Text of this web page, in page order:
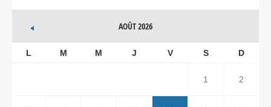
AOÛT 2026
L M M J V S D
1 2